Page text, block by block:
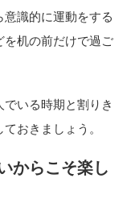
識的に運動をする
を机の前だけで過ご
いる時期と割りき
おきましょう。
からこそ楽し